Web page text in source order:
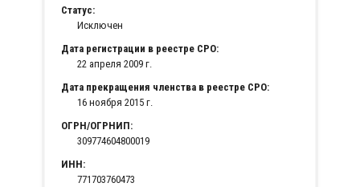
Статус:
Исключен
Дата регистрации в реестре СРО:
22 апреля 2009 г.
Дата прекращения членства в реестре СРО:
16 ноября 2015 г.
ОГРН/ОГРНИП:
309774604800019
ИНН:
771703760473